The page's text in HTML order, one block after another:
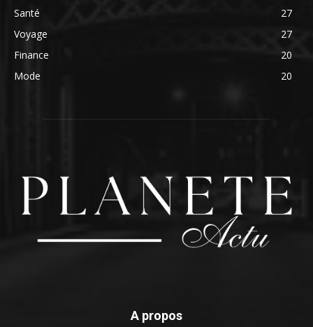
Santé
27
Voyage
27
Finance
20
Mode
20
A propos